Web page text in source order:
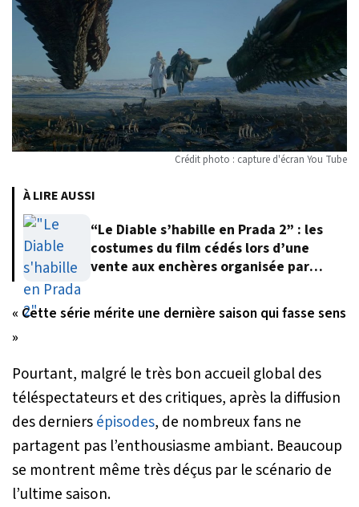
Crédit photo : capture d'écran You Tube
À LIRE AUSSI
“Le Diable s’habille en Prada 2” : les
costumes du film cédés lors d’une
vente aux enchères organisée par
« Cette série mérite une dernière saison qui fasse sens
»
Pourtant, malgré le très bon accueil global des
téléspectateurs et des critiques, après la diffusion
des derniersépisodes, de nombreux fans ne
partagent pas l’enthousiasme ambiant. Beaucoup
se montrent même très déçus par le scénario de
l’ultime saison.